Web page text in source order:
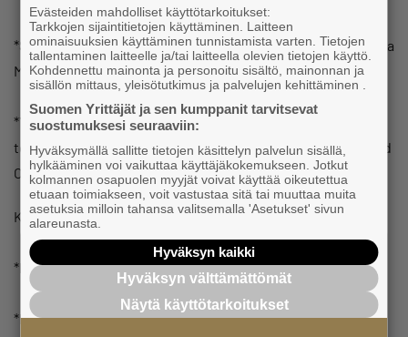
*SAMK Yrityskiihdyttämö – Tukea yrittäjänä kasvamiseen, Pia
Marjanen
*Yrityscase: Vahvaa kasvua yritysostojen kautta.
toimitusjohtaja Jani Hämäläinen, Paloff Group / BST Finland
Oy
Kysymyksiä, keskustelua
*Klo 16 Pientä tarjoilua verkostoitumisen ohessa
*Klo 17 Tilaisuus päättyy
Evästeiden mahdolliset käyttötarkoitukset:
Tarkkojen sijaintitietojen käyttäminen. Laitteen
ominaisuuksien käyttäminen tunnistamista varten. Tietojen
tallentaminen laitteelle ja/tai laitteella olevien tietojen käyttö.
Kohdennettu mainonta ja personoitu sisältö, mainonnan ja
sisällön mittaus, yleisötutkimus ja palvelujen kehittäminen .
Suomen Yrittäjät ja sen kumppanit tarvitsevat
suostumuksesi seuraaviin:
Hyväksymällä sallitte tietojen käsittelyn palvelun sisällä,
hylkääminen voi vaikuttaa käyttäjäkokemukseen. Jotkut
kolmannen osapuolen myyjät voivat käyttää oikeutettua
etuaan toimiakseen, voit vastustaa sitä tai muuttaa muita
asetuksia milloin tahansa valitsemalla 'Asetukset' sivun
alareunasta.
Hyväksyn kaikki
Hyväksyn välttämättömät
Näytä käyttötarkoitukset